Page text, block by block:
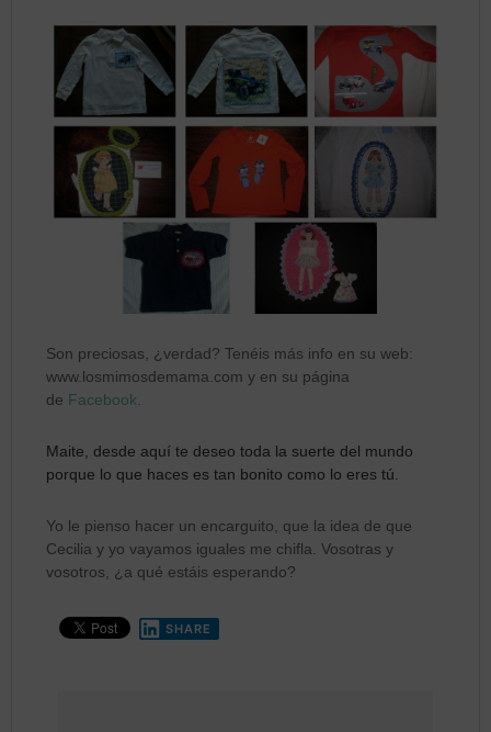
Son preciosas, ¿verdad? Tenéis más info en su web:
www.losmimosdemama.com y en su página
de Facebook
Maite, desde aquí te deseo toda la suerte del mundo
porque lo que haces es tan bonito como lo eres tú.
Yo le pienso hacer un encarguito, que la idea de que
Cecilia y yo vayamos iguales me chifla. Vosotras y
vosotros, ¿a qué estáis esperando?
SHARE